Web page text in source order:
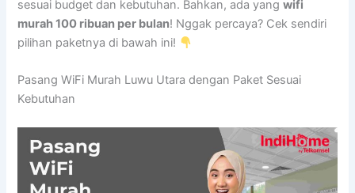
sesuai budget dan kebutuhan. Bahkan, ada yangwifi
murah 100 ribuan per bulan! Nggak percaya? Cek sendiri
pilihan paketnya di bawah ini!
Pasang WiFi Murah Luwu Utara dengan Paket Sesuai
Kebutuhan